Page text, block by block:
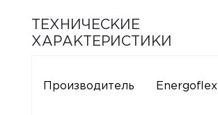
ТЕХНИЧЕСКИЕ
ХАРАКТЕРИСТИКИ
Производитель Energoflex